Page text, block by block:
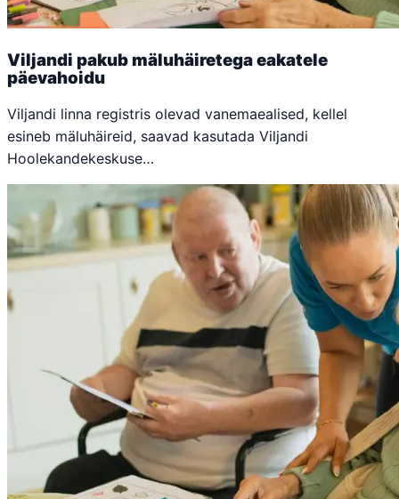
Viljandi pakub mäluhäiretega eakatele
päevahoidu
Viljandi linna registris olevad vanemaealised, kellel
esineb mäluhäireid, saavad kasutada Viljandi
Hoolekandekeskuse…